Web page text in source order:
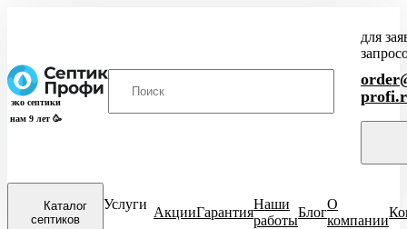
эко септики
нам 9 лет 🥳
для
Каталог
септиков
Услуги
АкцииГарантия
Наши
работы
Блог
О
компании